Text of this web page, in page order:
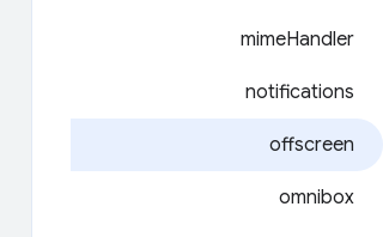
mimeHandler
notifications
offscreen
omnibox